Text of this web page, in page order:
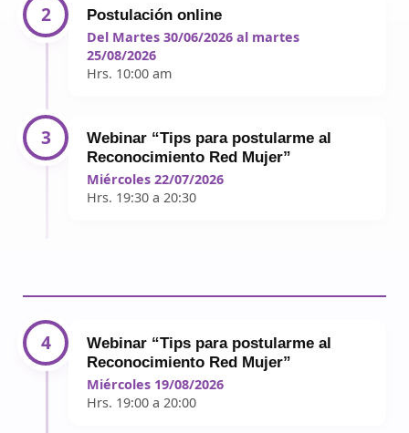
2
Postulación online
Del Martes 30/06/2026 al martes
25/08/2026
Hrs. 10:00 am
3
Webinar “Tips para postularme al
Reconocimiento Red Mujer”
Miércoles 22/07/2026
Hrs. 19:30 a 20:30
4
Webinar “Tips para postularme al
Reconocimiento Red Mujer”
Miércoles 19/08/2026
Hrs. 19:00 a 20:00